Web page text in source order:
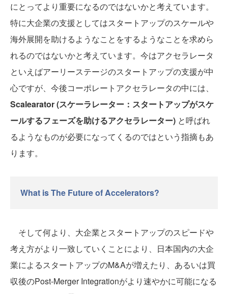
にとってより重要になるのではないかと考えています。
特に大企業の支援としてはスタートアップのスケールや
海外展開を助けるようなことをするようなことを求めら
れるのではないかと考えています。今はアクセラレータ
といえばアーリーステージのスタートアップの支援が中
心ですが、今後コーポレートアクセラレータの中には、
Scalearator (スケーラレーター：スタートアップがスケ
ールするフェーズを助けるアクセラレーター) と呼ばれ
るようなものが必要になってくるのではという指摘もあ
ります。
What is The Future of Accelerators?
そして何より、大企業とスタートアップのスピードや
考え方がより一致していくことにより、日本国内の大企
業によるスタートアップのM&Aが増えたり、あるいは買
収後のPost-Merger Integrationがより速やかに可能になる